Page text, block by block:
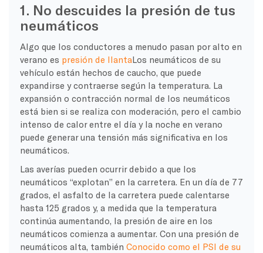
1. No descuides la presión de tus
neumáticos
Algo que los conductores a menudo pasan por alto en
verano es presión de llantaLos neumáticos de su
vehículo están hechos de caucho, que puede
expandirse y contraerse según la temperatura. La
expansión o contracción normal de los neumáticos
está bien si se realiza con moderación, pero el cambio
intenso de calor entre el día y la noche en verano
puede generar una tensión más significativa en los
neumáticos.
Las averías pueden ocurrir debido a que los
neumáticos “explotan” en la carretera. En un día de 77
grados, el asfalto de la carretera puede calentarse
hasta 125 grados y, a medida que la temperatura
continúa aumentando, la presión de aire en los
neumáticos comienza a aumentar. Con una presión de
neumáticos alta, también Conocido como el PSI de su